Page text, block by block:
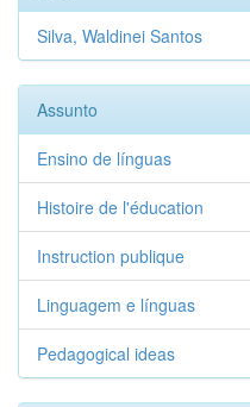
Silva, Waldinei Santos
Assunto
Ensino de línguas
Histoire de l'éducation
Instruction publique
Linguagem e línguas
Pedagogical ideas